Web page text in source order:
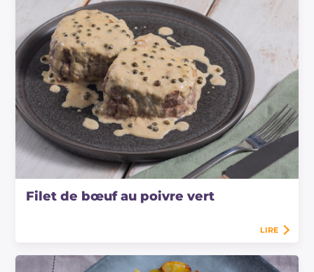
Filet de bœuf au poivre vert
LIRE